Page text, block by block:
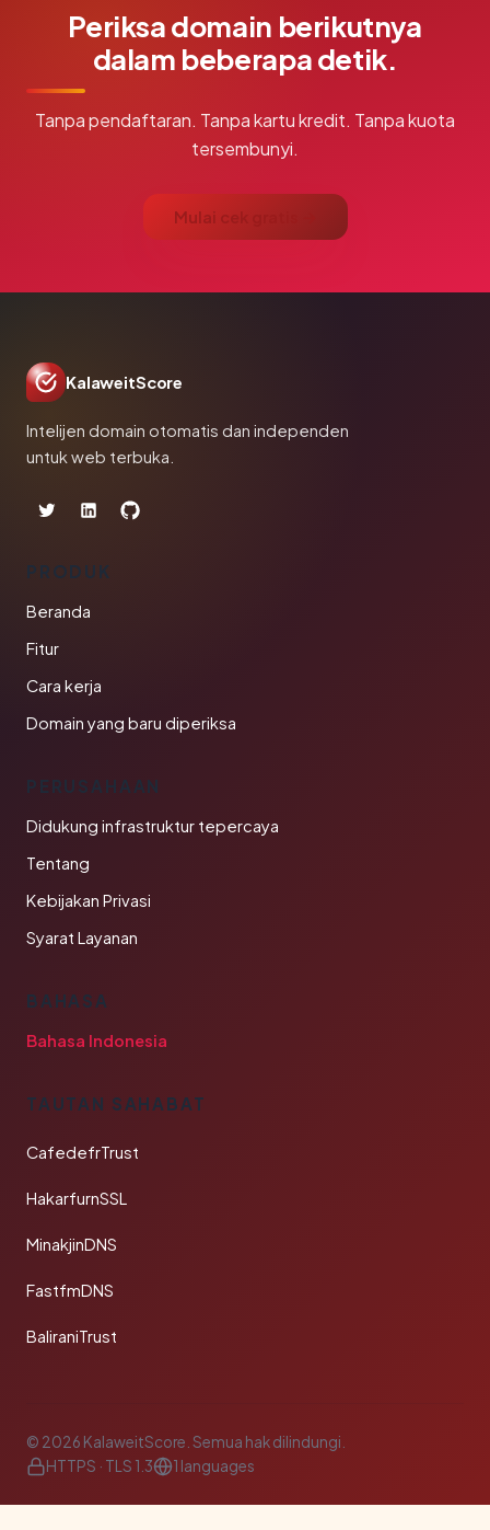
Periksa domain berikutnya
dalam beberapa detik.
Tanpa pendaftaran. Tanpa kartu kredit. Tanpa kuota
tersembunyi.
Mulai cek gratis →
KalaweitScore
Intelijen domain otomatis dan independen
untuk web terbuka.
PRODUK
Beranda
Fitur
Cara kerja
Domain yang baru diperiksa
PERUSAHAAN
Didukung infrastruktur tepercaya
Tentang
Kebijakan Privasi
Syarat Layanan
BAHASA
Bahasa Indonesia
TAUTAN SAHABAT
CafedefrTrust
HakarfurnSSL
MinakjinDNS
FastfmDNS
BaliraniTrust
© 2026 KalaweitScore. Semua hak dilindungi.
HTTPS · TLS 1.3
1 languages